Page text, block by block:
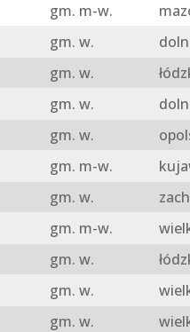
gm. m-w.
gm. w.
gm. w.
gm. w.
gm. w.
gm. m-w.
gm. w.
gm. m-w.
gm. w.
gm. w.
gm. w.